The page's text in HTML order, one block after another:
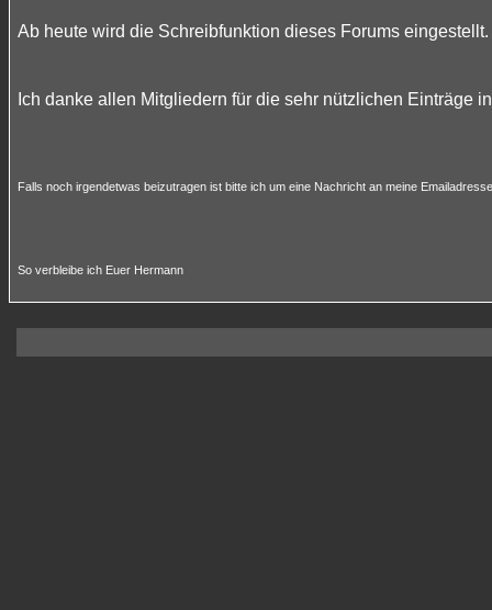
Ab heute wird die Schreibfunktion dieses Forums eingestellt.
Ich danke allen Mitgliedern für die sehr nützlichen Einträge
Falls noch irgendetwas beizutragen ist bitte ich um eine Nachricht an meine
So verbleibe ich Euer Hermann